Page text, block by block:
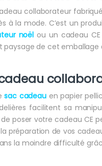
collaborateur
à la mode. C’est un
noëlou un cadeau CE
paysage de cet emballage
sac cadeau en papier
facilitent sa
poser votre cadeau CE
préparation de vos
la moindre difficulté